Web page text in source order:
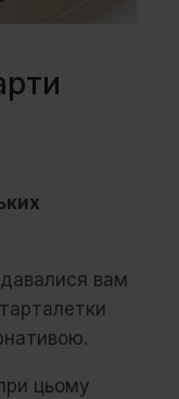
вам
цьому